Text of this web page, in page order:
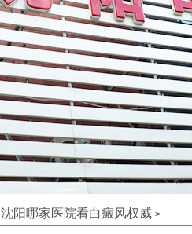
沈阳哪家医院看白癜风权威 >